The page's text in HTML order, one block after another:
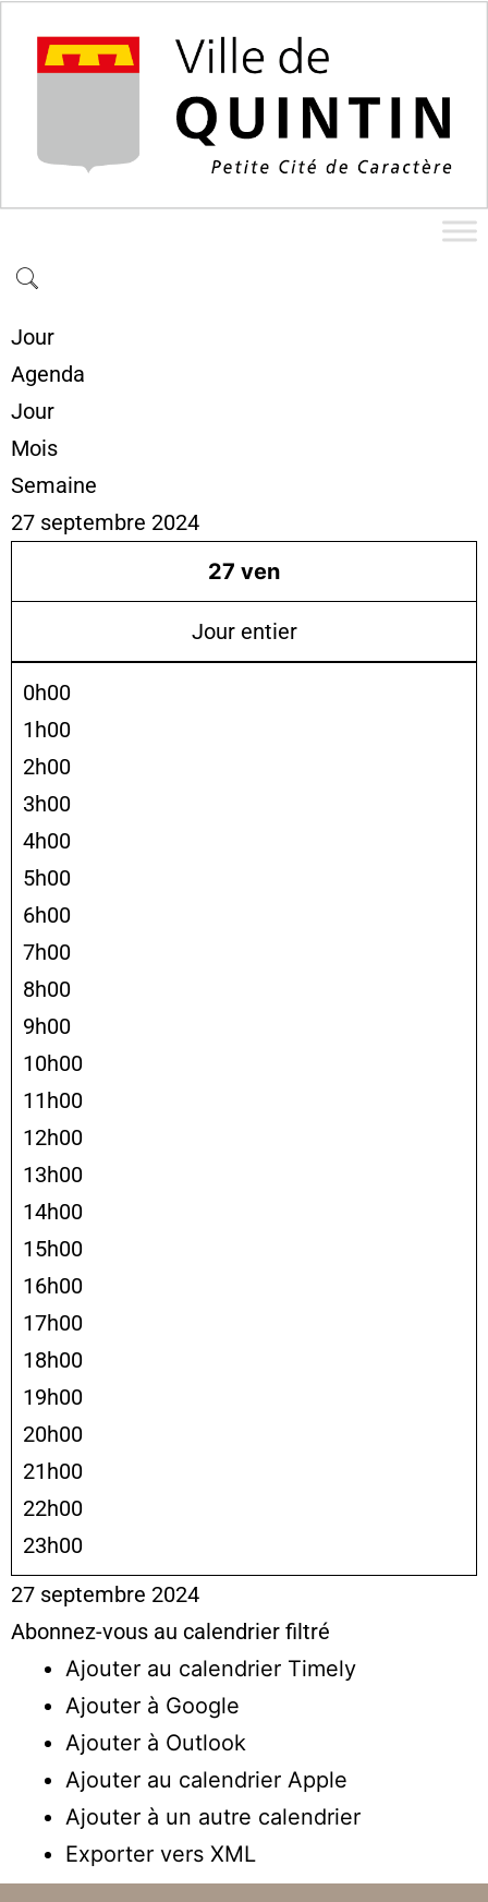
Jour
Agenda
Jour
Mois
Semaine
27 septembre 2024
27 ven
Jour entier
0h00
1h00
2h00
3h00
4h00
5h00
6h00
7h00
8h00
9h00
10h00
11h00
12h00
13h00
14h00
15h00
16h00
17h00
18h00
19h00
20h00
21h00
22h00
23h00
27 septembre 2024
Abonnez-vous au calendrier filtré
Ajouter au calendrier Timely
Ajouter à Google
Ajouter à Outlook
Ajouter au calendrier Apple
Ajouter à un autre calendrier
Exporter vers XML